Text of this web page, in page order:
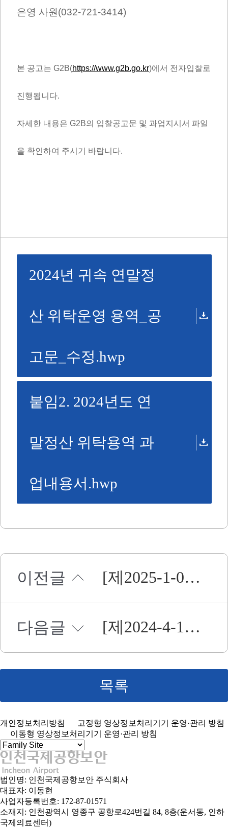
은영 사원(032-721-3414)
본 공고는 G2B(https://www.g2b.go.kr)에서 전자입찰로
진행됩니다.
자세한 내용은 G2B의 입찰공고문 및 과업지시서 파일
을 확인하여 주시기 바랍니다.
2024년 귀속 연말정
산 위탁운영 용역_공
고문_수정.hwp
붙임2. 2024년도 연
말정산 위탁용역 과
업내용서.hwp
이전글 [제2025-1-01호] 2025-2027년 심리상담 프로그램 위탁운영 용역 공고
다음글 [제2024-4-12호] 2025-2026년 복지카드 위탁운영 용역 입찰 공고
목록
개인정보처리방침
고정형 영상정보처리기기 운영·관리 방침
이동형 영상정보처리기기 운영·관리 방침
법인명: 인천국제공항보안 주식회사
대표자: 이동현
사업자등록번호: 172-87-01571
소재지: 인천광역시 영종구 공항로424번길 84, 8층(운서동, 인하
국제의료센터)